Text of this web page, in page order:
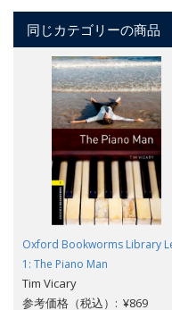
同じカテゴリーの商品
Oxford Bookworms Library
1: The Piano Man
Tim Vicary
参考価格（税込）: ¥869